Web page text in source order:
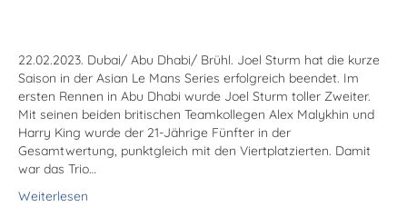
22.02.2023. Dubai/ Abu Dhabi/ Brühl. Joel Sturm hat die kurze
Saison in der Asian Le Mans Series erfolgreich beendet. Im
ersten Rennen in Abu Dhabi wurde Joel Sturm toller Zweiter.
Mit seinen beiden britischen Teamkollegen Alex Malykhin und
Harry King wurde der 21-Jährige Fünfter in der
Gesamtwertung, punktgleich mit den Viertplatzierten. Damit
war das Trio…
Weiterlesen